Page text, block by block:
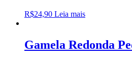
R$24,90 Leia mais
Gamela Redonda